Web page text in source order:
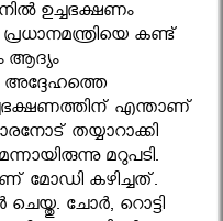
ഉച്ചഭക്ഷണം
കണ്ട്
ആദ്യം
അദ്ദേഹത്തെ
എന്താണ്
തയ്യാറാക്കി
മറുപടി.
മോഡി കഴിച്ചത്.
ചോര്‍, റൊട്ടി